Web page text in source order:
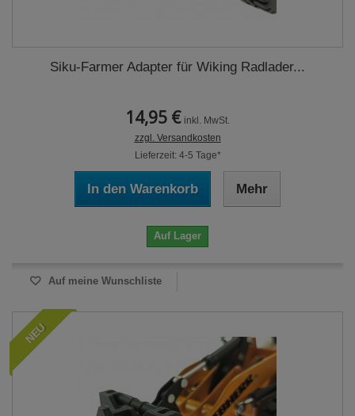
Siku-Farmer Adapter für Wiking Radlader...
14,95 € inkl. MwSt.
zzgl. Versandkosten
Lieferzeit: 4-5 Tage*
In den Warenkorb Mehr
Auf Lager
Auf meine Wunschliste
NEU